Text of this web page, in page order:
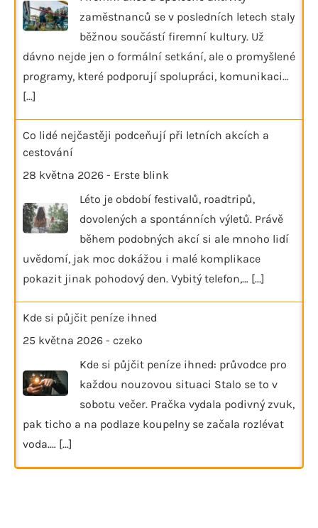
zaměstnanců se v posledních letech staly
běžnou součástí firemní kultury. Už
dávno nejde jen o formální setkání, ale o promyšlené
programy, které podporují spolupráci, komunikaci…
[...]
Co lidé nejčastěji podceňují při letních akcích a
cestování
28 května 2026 - Erste blink
Léto je období festivalů, roadtripů,
dovolených a spontánních výletů. Právě
během podobných akcí si ale mnoho lidí
uvědomí, jak moc dokážou i malé komplikace
pokazit jinak pohodový den. Vybitý telefon,… [...]
Kde si půjčit peníze ihned
25 května 2026 - czeko
Kde si půjčit peníze ihned: průvodce pro
každou nouzovou situaci Stalo se to v
sobotu večer. Pračka vydala podivný zvuk,
pak ticho a na podlaze koupelny se začala rozlévat
voda.… [...]